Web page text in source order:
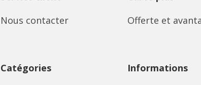
Nous contacter
Offerte et
Catégories
Informations